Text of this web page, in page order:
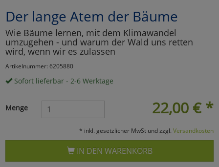
Der lange Atem der Bäume
Wie Bäume lernen, mit dem Klimawandel
umzugehen - und warum der Wald uns retten
wird, wenn wir es zulassen
Artikelnummer: 6205880
Sofort lieferbar - 2-6 Werktage
22,00 € *
Menge
* inkl. gesetzlicher MwSt und zzgl. Versandkosten
IN DEN WARENKORB
Marketing
Umfragetools
Cookies
Alle Akzeptieren
Cookies
Einstellungen speichern